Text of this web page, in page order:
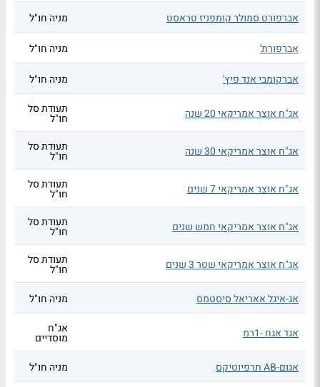
אברפורט סמולר קומפניז טראסט מניה חו"ל
אברפורת' מניה חו"ל
אברקומבי אנד פיץ' מניה חו"ל
אג"ח אוצר אמריקאי 20 שנה תעודת סל
חו"ל
אג"ח אוצר אמריקאי 30 שנה תעודת סל
חו"ל
אג"ח אוצר אמריקאי 7 שנים תעודת סל
חו"ל
אג"ח אוצר אמריקאי חמש שנים תעודת סל
חו"ל
אג"ח אוצר אמריקאי שטר 3 שנים תעודת סל
חו"ל
אג-איגל אאריאל סיסטמס
מניה חו"ל
אגד אגח -1רמ אג"ח
מוסדיים
אגום-AB תרפיוטיקס
מניה חו"ל